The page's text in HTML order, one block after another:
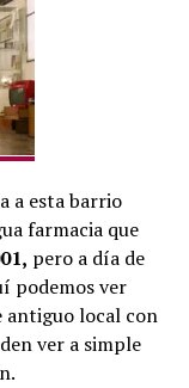
a esta barrio
farmacia que
pero a día de
podemos ver
antiguo local con
ver a simple